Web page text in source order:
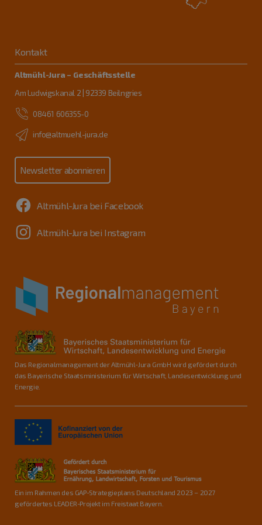
Kontakt
Altmühl-Jura – Geschäftsstelle
Am Ludwigskanal 2 | 92339 Beilngries
08461 606355-0
info@altmuehl-jura.de
Newsletter abonnieren
Altmühl-Jura bei Facebook
Altmühl-Jura bei Instagram
Das Regionalmanagement der Altmühl-Jura GmbH wird gefördert durch
das Bayerische Staatsministerium für Wirtschaft, Landesentwicklung und
Energie.
Ein im Rahmen des GAP-Strategieplans Deutschland 2023 – 2027
gefördertes LEADER-Projekt im Freistaat Bayern.